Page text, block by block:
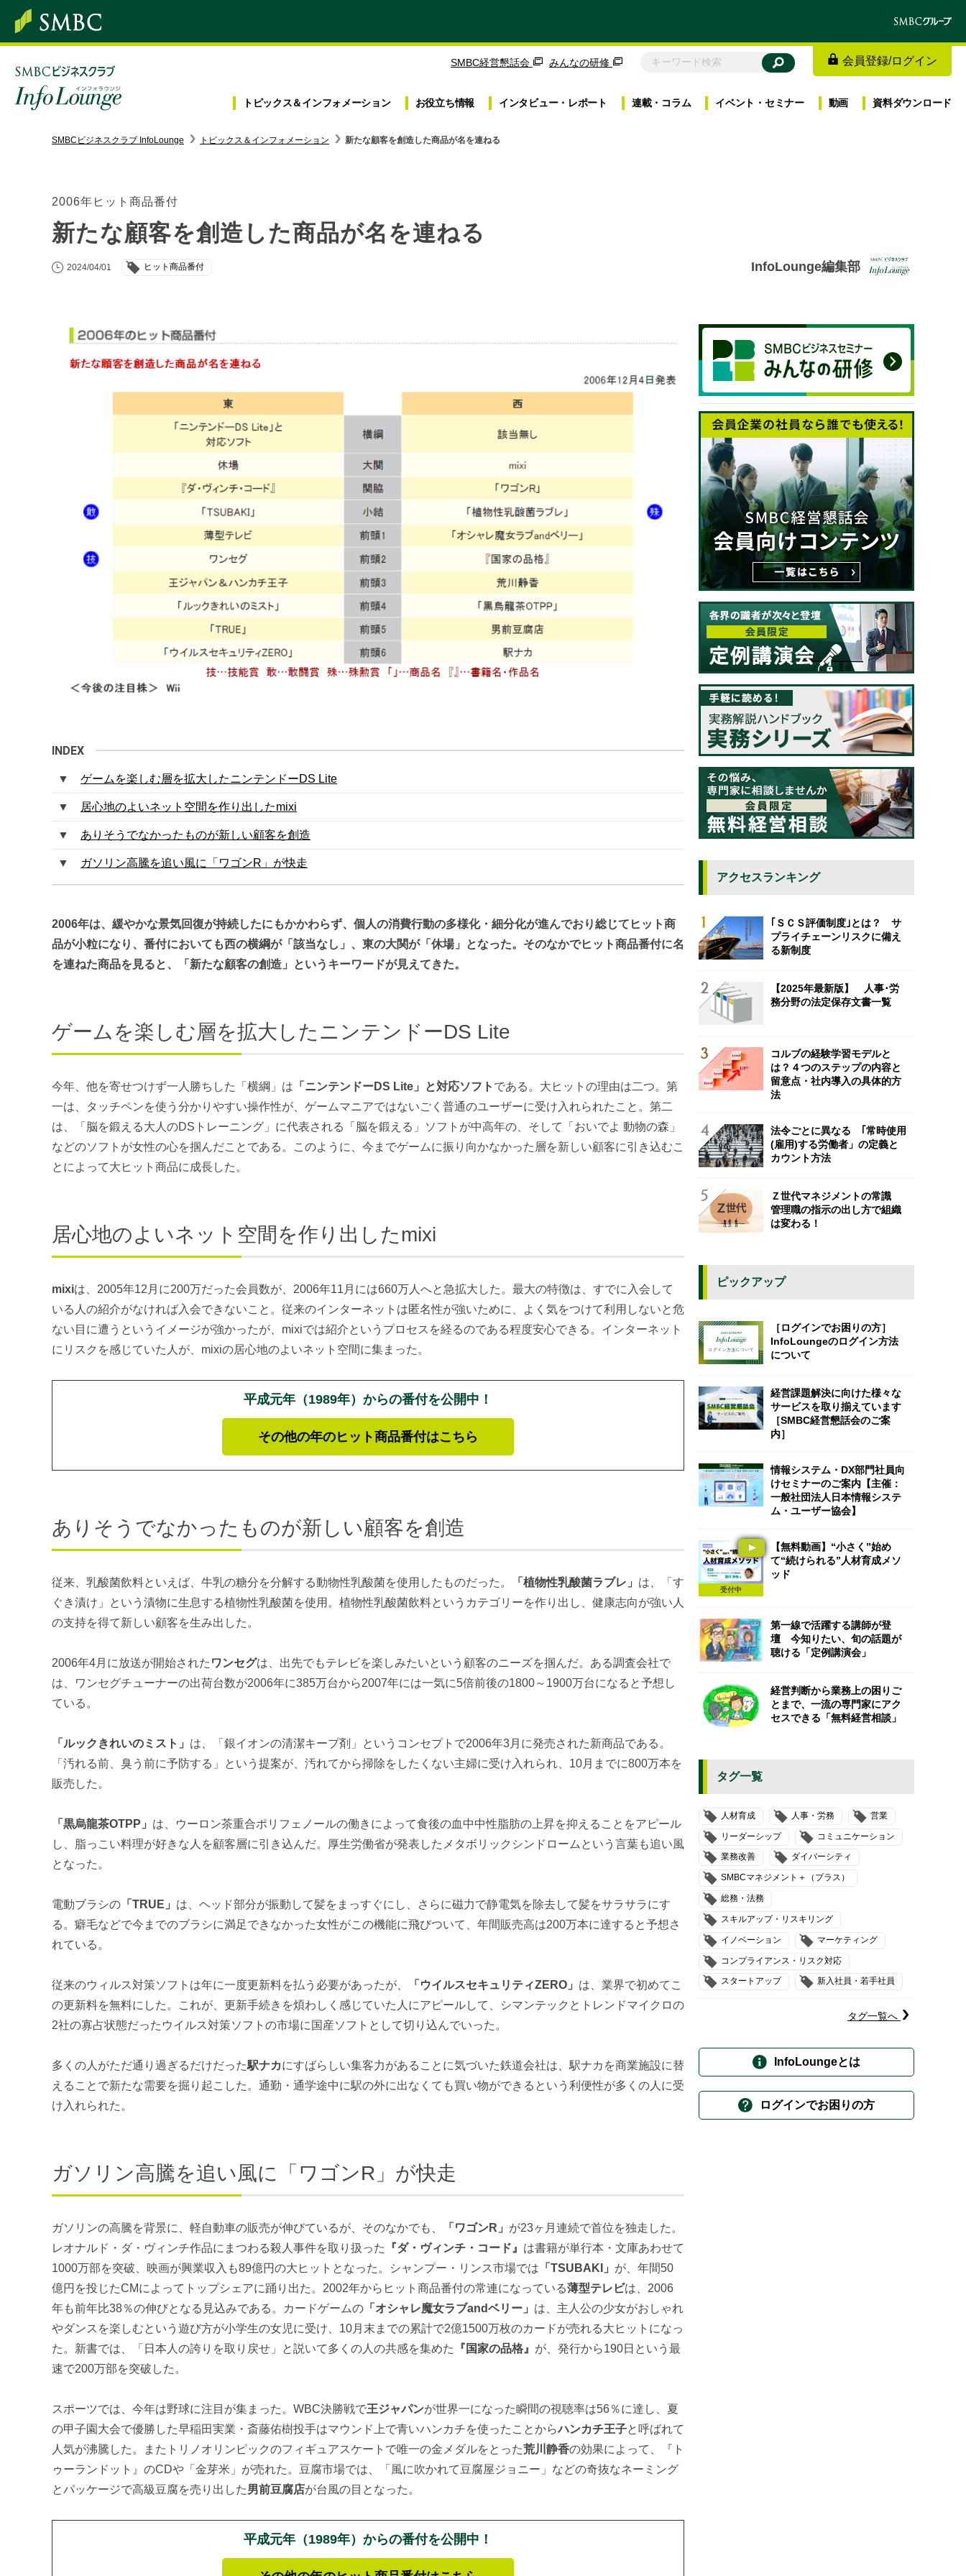
SMBC経営懇話会 みんなの研修 会員登録/ログイン
トピックス＆インフォメーション お役立ち情報 インタビュー・ レポート 連載・ コラム イベント・ セミナー 動画 資料ダウンロード
トピックス＆インフォメーション
連載・コラム
イベント・セミナー
本サイトのご利用にあたって
SMBCビジネスクラブ InfoLounge トピックス＆インフォメーション 新たな顧客を創造した商品が名を連ねる
2006年ヒット商品番付
新たな顧客を創造した商品が名を連ねる
2024/04/01 ヒット商品番付 InfoLounge編集部
ゲームを楽しむ層を拡大したニンテンドーDS Lite
居心地のよいネット空間を作り出したmixi
ありそうでなかったものが新しい顧客を創造
ガソリン高騰を追い風に「ワゴンR」が快走
2006年は、緩やかな景気回復が持続したにもかかわらず、個人の消費行動の多様化・細分化が進んでおり総じてヒット商
品が小粒になり、番付においても西の横綱が「該当なし」、東の大関が「休場」となった。そのなかでヒット商品番付に名
を連ねた商品を見ると、「新たな顧客の創造」というキーワードが見えてきた。
ゲームを楽しむ層を拡大したニンテンドーDS Lite
今年、他を寄せつけず一人勝ちした「横綱」は 「ニンテンドーDS Lite」と対応ソフト である。大ヒットの理由は二つ。第
一は、タッチペンを使う分かりやすい操作性が、ゲームマニアではないごく普通のユーザーに受け入れられたこと。第二
は、「脳を鍛える大人のDSトレーニング」に代表される「脳を鍛える」ソフトが中高年の、そして「おいでよ 動物の森」
などのソフトが女性の心を掴んだことである。このように、今までゲームに振り向かなかった層を新しい顧客に引き込むこ
とによって大ヒット商品に成長した。
居心地のよいネット空間を作り出したmixi
mixiは、2005年12月に200万だった会員数が、2006年11月には660万人へと急拡大した。最大の特徴は、すでに入会して
いる人の紹介がなければ入会できないこと。従来のインターネットは匿名性が強いために、よく気をつけて利用しないと危
ない目に遭うというイメージが強かったが、mixiでは紹介というプロセスを経るのである程度安心できる。インターネット
にリスクを感じていた人が、mixiの居心地のよいネット空間に集まった。
平成元年（1989年）からの番付を公開中！
その他の年のヒット商品番付はこちら
ありそうでなかったものが新しい顧客を創造
従来、乳酸菌飲料といえば、牛乳の糖分を分解する動物性乳酸菌を使用したものだった。 「植物性乳酸菌ラブレ」 は、「す
ぐき漬け」という漬物に生息する植物性乳酸菌を使用。植物性乳酸菌飲料というカテゴリーを作り出し、健康志向が強い人
の支持を得て新しい顧客を生み出した。
2006年4月に放送が開始された ワンセグは、出先でもテレビを楽しみたいという顧客のニーズを掴んだ。ある調査会社で
は、ワンセグチューナーの出荷台数が2006年に385万台から2007年には一気に5倍前後の1800～1900万台になると予想し
ている。
「ルックきれいのミスト」 は、「銀イオンの清潔キープ剤」というコンセプトで2006年3月に発売された新商品である。
「汚れる前、臭う前に予防する」という提案が、汚れてから掃除をしたくない主婦に受け入れられ、10月までに800万本を
販売した。
「黒烏龍茶OTPP」 は、ウーロン茶重合ポリフェノールの働きによって食後の血中中性脂肪の上昇を抑えることをアピール
し、脂っこい料理が好きな人を顧客層に引き込んだ。厚生労働省が発表したメタボリックシンドロームという言葉も追い風
となった。
電動ブラシの 「TRUE」 は、ヘッド部分が振動して髪をまっすぐにし、さらに磁力で静電気を除去して髪をサラサラにす
る。癖毛などで今までのブラシに満足できなかった女性がこの機能に飛びついて、年間販売高は200万本に達すると予想さ
れている。
従来のウィルス対策ソフトは年に一度更新料を払う必要があったが、 「ウイルスセキュリティZERO」 は、業界で初めてこ
の更新料を無料にした。これが、更新手続きを煩わしく感じていた人にアピールして、シマンテックとトレンドマイクロの
2社の寡占状態だったウイルス対策ソフトの市場に国産ソフトとして切り込んでいった。
多くの人がただ通り過ぎるだけだった駅ナカにすばらしい集客力があることに気づいた鉄道会社は、駅ナカを商業施設に替
えることで新たな需要を掘り起こした。通勤・通学途中に駅の外に出なくても買い物ができるという利便性が多くの人に受
け入れられた。
ガソリン高騰を追い風に「ワゴンR」が快走
ガソリンの高騰を背景に、軽自動車の販売が伸びているが、そのなかでも、 「ワゴンR」 が23ヶ月連続で首位を独走した。
レオナルド・ダ・ヴィンチ作品にまつわる殺人事件を取り扱った
『ダ・ヴィンチ・コード』 は書籍が単行本・文庫あわせて
1000万部を突破、映画が興業収入も89億円の大ヒットとなった。シャンプー・リンス市場では 「TSUBAKI」 が、年間50
億円を投じたCMによってトップシェアに踊り出た。2002年からヒット商品番付の常連になっている薄型テレビは、2006
年も前年比38％の伸びとなる見込みである。カードゲームの 「オシャレ魔女ラブandベリー」 は、主人公の少女がおしゃれ
やダンスを楽しむという遊び方が小学生の女児に受け、10月末までの累計で2億1500万枚のカードが売れる大ヒットになっ
た。新書では、「日本人の誇りを取り戻せ」と説いて多くの人の共感を集めた
『国家の品格』 が、発行から190日という最
速で200万部を突破した。
スポーツでは、今年は野球に注目が集まった。WBC決勝戦で王ジャパンが世界一になった瞬間の視聴率は56％に達し、夏
の甲子園大会で優勝した早稲田実業・斎藤佑樹投手はマウンド上で青いハンカチを使ったことからハンカチ王子と呼ばれて
人気が沸騰した。またトリノオリンピックのフィギュアスケートで唯一の金メダルをとった荒川静香の効果によって、『ト
ゥーランドット』のCDや「金芽米」が売れた。豆腐市場では、「風に吹かれて豆腐屋ジョニー」などの奇抜なネーミング
とパッケージで高級豆腐を売り出した男前豆腐店が台風の目となった。
平成元年（1989年）からの番付を公開中！
アクセスランキング
｢ＳＣＳ評価制度｣とは？ サ
プライチェーンリスクに備え
る新制度
【2025年最新版】 人事･労
務分野の法定保存文書一覧
コルブの経験学習モデルと
は？４つのステップの内容と
留意点・社内導入の具体的方
法
法令ごとに異なる ｢常時使用
(雇用)する労働者」の定義と
カウント方法
Ｚ世代マネジメントの常識
管理職の指示の出し方で組織
は変わる！
ピックアップ
［ログインでお困りの方］
InfoLoungeのログイン方法
について
経営課題解決に向けた様々な
サービスを取り揃えています
［SMBC経営懇話会のご案
内］
情報システム・DX部門社員向
けセミナーのご案内【主催：
一般社団法人日本情報システ
ム・ユーザー協会】
受付中
【無料動画】“小さく”始め
て“続けられる”人材育成メソ
ッド
第一線で活躍する講師が登
壇 今知りたい、旬の話題が
聴ける「定例講演会」
経営判断から業務上の困りご
とまで、一流の専門家にアク
セスできる「無料経営相談」
タグ一覧
人材育成 人事・労務 営業
リーダーシップ コミュニケーション
業務改善 ダイバーシティ
SMBCマネジメント＋（プラス）
総務・法務
スキルアップ・リスキリング
イノベーション マーケティング
コンプライアンス・リスク対応
スタートアップ 新入社員・若手社員
タグ一覧へ
InfoLoungeとは
ログインでお困りの方